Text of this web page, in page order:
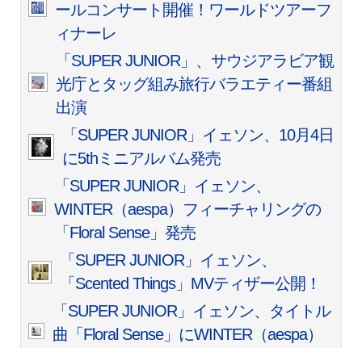
ールコンサート開催！ワールドツアーフ
ィナーレ
「SUPER JUNIOR」、サウジアラビア観
光庁とタッグ組み旅行バラエティー番組
出演
「SUPER JUNIOR」イェソン、10月4日
に5thミニアルバム発売
「SUPER JUNIOR」イェソン、
WINTER（aespa）フィーチャリングの
「Floral Sense」発売
「SUPER JUNIOR」イェソン、
「Scented Things」MVティザー公開！
「SUPER JUNIOR」イェソン、タイトル
曲「Floral Sense」にWINTER（aespa）